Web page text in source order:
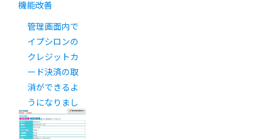
機能改善
管理画面内で
イプシロンの
クレジットカ
ード決済の取
消ができるよ
うになりまし
た。